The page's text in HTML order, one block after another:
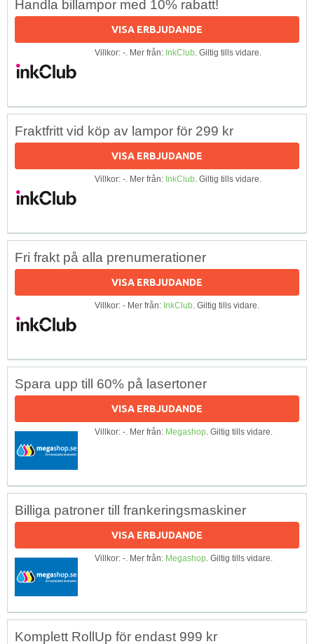
Handla billampor med 10% rabatt!
VISA ERBJUDANDE
Villkor: -. Mer från: InkClub. Giltig tills vidare.
Fraktfritt vid köp av lampor för 299 kr
VISA ERBJUDANDE
Villkor: -. Mer från: InkClub. Giltig tills vidare.
Fri frakt på alla prenumerationer
VISA ERBJUDANDE
Villkor: - Mer från: InkClub. Giltig tills vidare.
Spara upp till 60% på lasertoner
VISA ERBJUDANDE
Villkor: -. Mer från: Megashop. Giltig tills vidare.
Billiga patroner till frankeringsmaskiner
VISA ERBJUDANDE
Villkor: -. Mer från: Megashop. Giltig tills vidare.
Komplett RollUp för endast 999 kr